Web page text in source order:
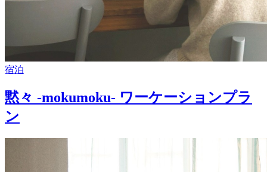
宿泊
黙々 -mokumoku- ワーケーションプラ
ン